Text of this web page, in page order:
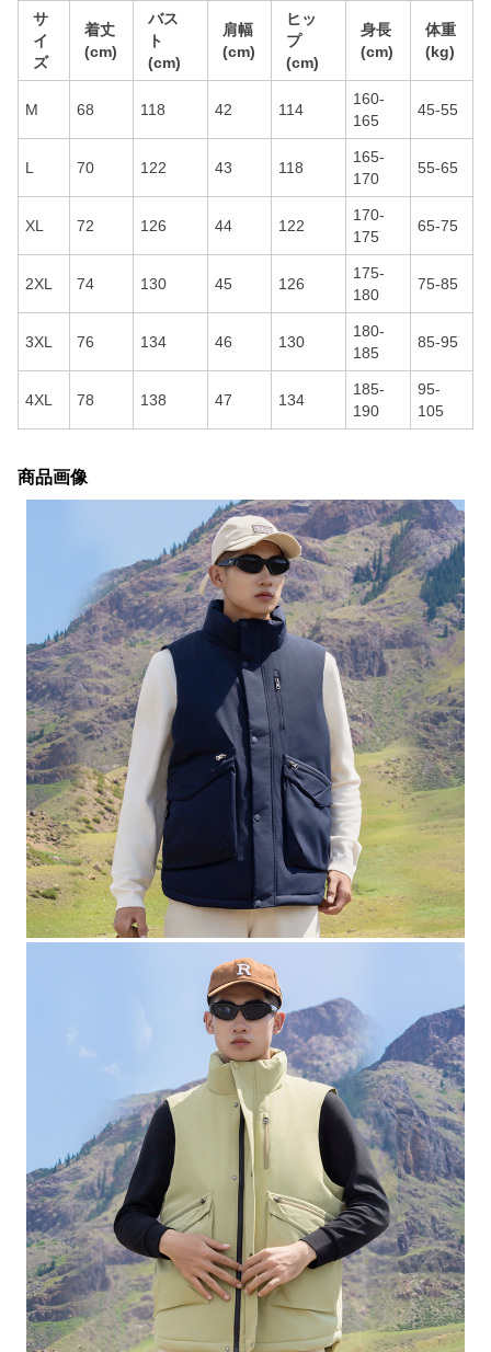
サ
イ
ズ
着丈
(cm)
バス
ト
(cm)
肩幅
(cm)
ヒッ
プ
(cm)
身長
(cm)
体重
(kg)
M 68 118 42 114
160-
165
45-55
L 70 122 43 118
165-
170
55-65
XL 72 126 44 122
170-
175
65-75
2XL 74 130 45 126
175-
180
75-85
3XL 76 134 46 130
180-
185
85-95
4XL 78 138 47 134
185-
190
95-
105
商品画像